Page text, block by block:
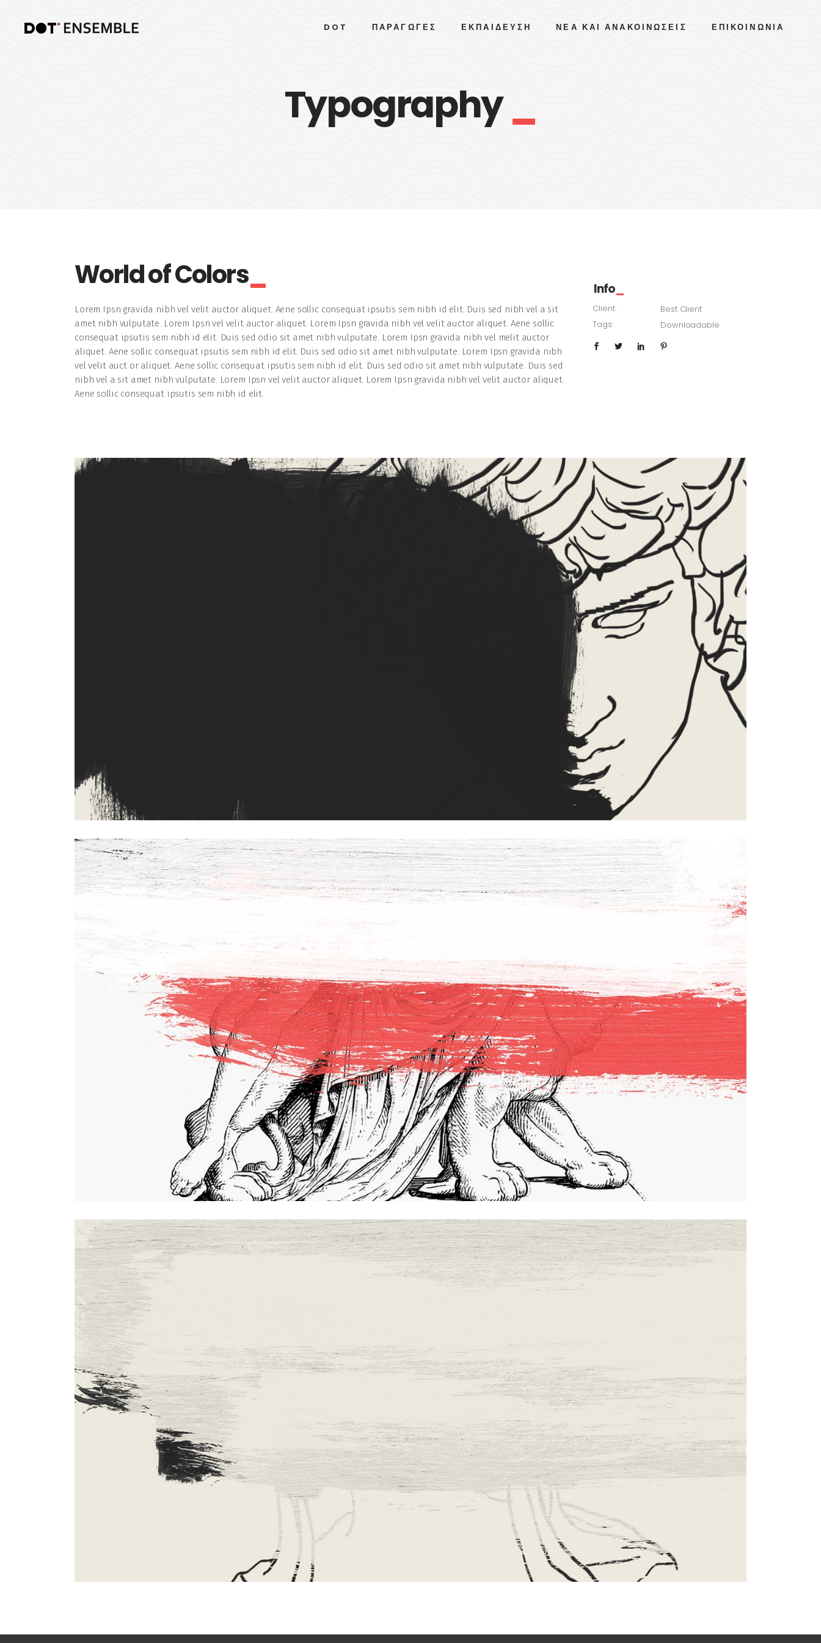
DOT ΠΑΡΑΓΩΓΈΣ ΕΚΠΑΊΔΕΥΣΗ ΝΈΑ ΚΑΙ ΑΝΑΚΟΙΝΏΣΕΙΣ ΕΠΙΚΟΙΝΩΝΊΑ
Typography_
World of Colors
Lorem Ipsn gravida nibh vel velit auctor aliquet. Aene sollic consequat ipsutis sem nibh id elit. Duis sed nibh vel a sit
amet nibh vulputate. Lorem Ipsn vel velit auctor aliquet. Lorem Ipsn gravida nibh vel velit auctor aliquet. Aene sollic
consequat ipsutis sem nibh id elit. Duis sed odio sit amet nibh vulputate. Lorem Ipsn gravida nibh vel melit auctor
aliquet. Aene sollic consequat ipsutis sem nibh id elit. Duis sed odio sit amet nibh vulputate. Lorem Ipsn gravida nibh
vel velit auct or aliquet. Aene sollic consequat ipsutis sem nibh id elit. Duis sed odio sit amet nibh vulputate. Duis sed
nibh vel a sit amet nibh vulputate. Lorem Ipsn vel velit auctor aliquet. Lorem Ipsn gravida nibh vel velit auctor aliquet.
Aene sollic consequat ipsutis sem nibh id elit.
Info
Client:
Best Client
Tags:
Downloadable